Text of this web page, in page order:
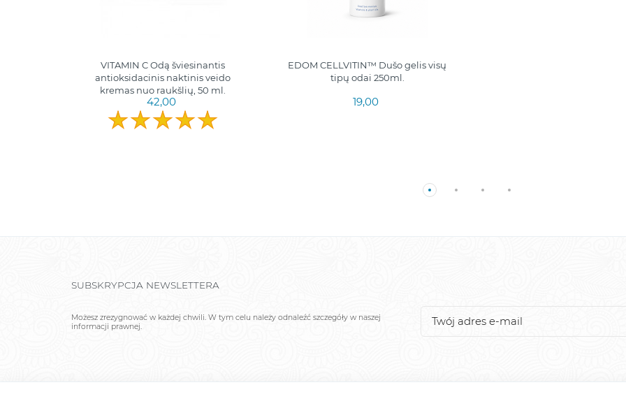
VITAMIN C Odą šviesinantis
antioksidacinis naktinis veido
kremas nuo raukšlių, 50 ml.
42,00
EDOM CELLVITIN™ Dušo gelis visų
tipų odai 250ml.
19,00
SUBSKRYPCJA NEWSLETTERA
Możesz zrezygnować w każdej chwili. W tym celu należy odnaleźć szczegóły w naszej
informacji prawnej.